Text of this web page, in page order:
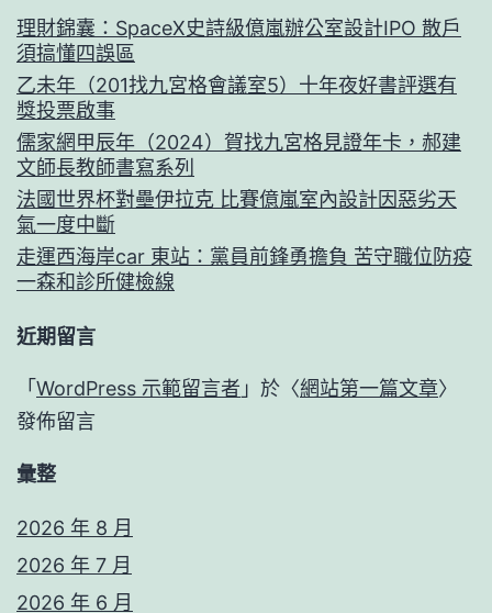
理財錦囊：SpaceX史詩級億嵐辦公室設計IPO 散戶
須搞懂四誤區
乙未年（201找九宮格會議室5）十年夜好書評選有
獎投票啟事
儒家網甲辰年（2024）賀找九宮格見證年卡，郝建
文師長教師書寫系列
法國世界杯對壘伊拉克 比賽億嵐室內設計因惡劣天
氣一度中斷
走運西海岸car 東站：黨員前鋒勇擔負 苦守職位防疫
一森和診所健檢線
近期留言
「 WordPress 示範留言者 」於〈網站第一篇文章〉
發佈留言
彙整
2026 年 8 月
2026 年 7 月
2026 年 6 月